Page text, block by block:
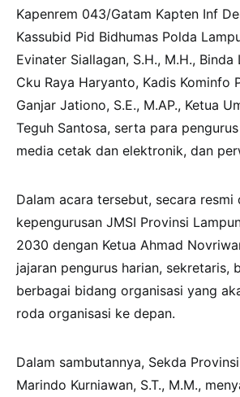
Kapenrem 043/Gatam Kapten Inf
Kassubid Pid Bidhumas Polda
Evinater Siallagan, S.H., M.H.,
Cku Raya Haryanto, Kadis Kominfo
Ganjar Jationo, S.E., M.AP., Ketua
Teguh Santosa, serta para
media cetak dan elektronik, dan
Dalam acara tersebut, secara resmi
kepengurusan JMSI Provinsi
2030 dengan Ketua Ahmad
jajaran pengurus harian, sekretaris,
berbagai bidang organisasi yang
roda organisasi ke depan.
Dalam sambutannya, Sekda
Marindo Kurniawan, S.T., M.M.,